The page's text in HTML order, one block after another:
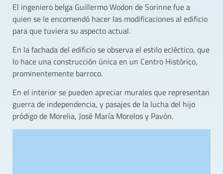
El ingeniero belga Guillermo Wodon de Sorinne fue a
quien se le encomendó hacer las modificaciones al edificio
para que tuviera su aspecto actual.
En la fachada del edificio se observa el estilo ecléctico, que
lo hace una construcción única en un Centro Histórico,
prominentemente barroco.
En el interior se pueden apreciar murales que representan
guerra de independencia, y pasajes de la lucha del hijo
pródigo de Morelia, José María Morelos y Pavón.